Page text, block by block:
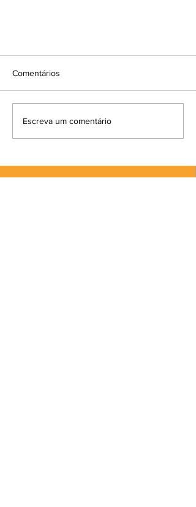
Parque da Orla ganhará mais de
107% de vegetais
Comentários
Escreva um comentário